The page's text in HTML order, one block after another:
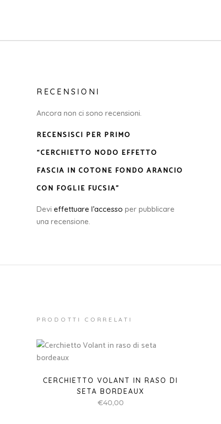
RECENSIONI
Ancora non ci sono recensioni.
RECENSISCI PER PRIMO
“CERCHIETTO NODO EFFETTO
FASCIA IN COTONE FONDO ARANCIO
CON FOGLIE FUCSIA”
Devi effettuare l’accesso per pubblicare
una recensione.
PRODOTTI CORRELATI
CERCHIETTO VOLANT IN RASO DI
SETA BORDEAUX
€40,00